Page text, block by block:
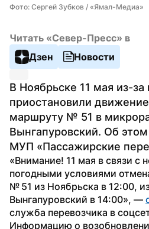
Фото: Сергей Зубков / «Ямал-Медиа»
Читать «Север-Пресс» в
Дзен
Новости
В Ноябрьске 11 мая из-
приостановили
маршруту № 51 в
Вынгапуровский. Об
МУП «Пассажирские
«Внимание! 11 мая в связи с
погодными условиями
№ 51 из Ноябрьска в 12:00,
Вынгапуровский в 14:00», —
служба перевозчика в
Информацию о